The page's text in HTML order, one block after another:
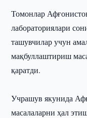
Томонлар
лабораториялари
ташувчилар учун
мақбуллаштириш
қаратди.
Учрашув якунида
масалаларни ҳал